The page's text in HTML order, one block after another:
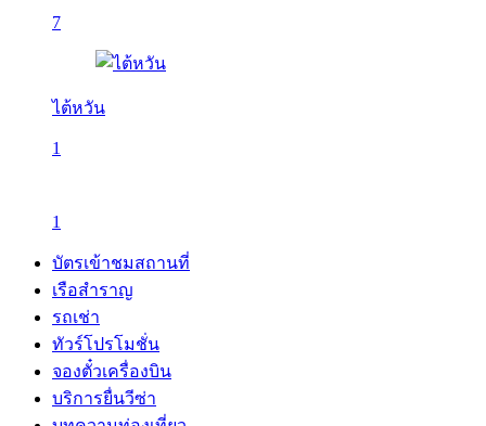
7
ไต้หวัน
1
1
บัตรเข้าชมสถานที่
เรือสำราญ
รถเช่า
ทัวร์โปรโมชั่น
จองตั๋วเครื่องบิน
บริการยื่นวีซ่า